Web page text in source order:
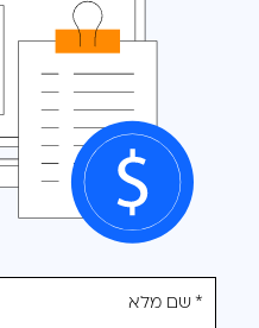
אנא